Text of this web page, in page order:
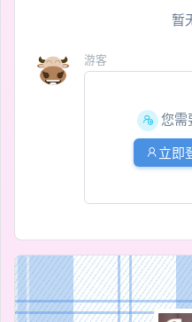
暂
游客
您需
立即